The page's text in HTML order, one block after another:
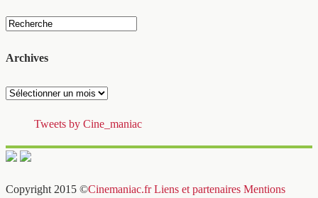
Archives
Archives
Tweets by Cine_maniac
Copyright 2015 ©Cinemaniac.fr Liens et partenaires Mentions